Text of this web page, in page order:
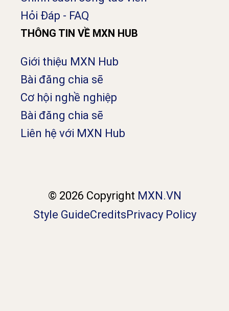
Hỏi Đáp - FAQ
THÔNG TIN VỀ MXN HUB
Giới thiệu MXN Hub
Bài đăng chia sẽ
Cơ hội nghề nghiệp
Bài đăng chia sẽ
Liên hệ với MXN Hub
© 2026 Copyright MXN.VN
Style GuideCreditsPrivacy Policy